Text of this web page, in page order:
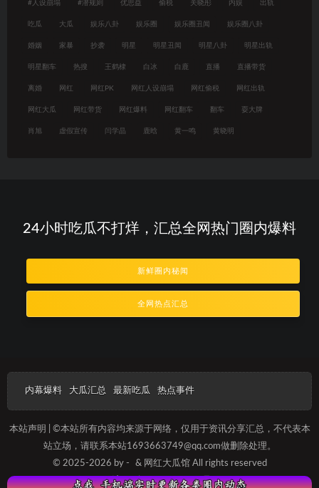
#人设崩塌 #潜规则 优思益 偷税 关晓彤 内娱 出轨
吃瓜 大瓜 娱乐八卦 娱乐圈 娱乐圈丑闻 娱乐圈八卦
婚姻 家暴 抄袭 明星 明星丑闻 明星八卦 明星出轨
明星翻车 热搜 王鹤棣 白冰 白鹿 直播 直播带货
离婚 网红 网红PK 网红人设崩塌 网红偷税 网红出轨
网红大瓜 网红带货 网红爆料 网红翻车 翻车 耍大牌
肖旭 虚假宣传 闫学晶 鹿晗 黄一鸣 黄晓明
24小时吃瓜不打烊，汇总全网热门圈内爆料
新鲜圈内秘闻
全网热点汇总
内幕爆料 大瓜汇总 最新吃瓜 热点事件
本站声明 | ©本站所有内容均来源于网络，仅用于资讯分享汇总，不代表本
站立场，请联系本站1693663749@qq.com做删除处理。
© 2025-2026 by -
& 网红大瓜馆 All rights reserved
沪ICP备2025012093号